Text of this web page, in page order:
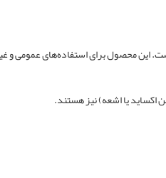
اکساید یا اشعه) نیز هستند.